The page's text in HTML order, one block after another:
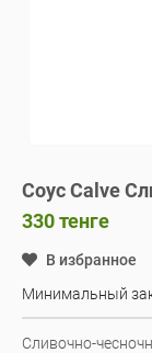
Соус Calve
330тенге
В избранное
Минимальный
Сливочно-